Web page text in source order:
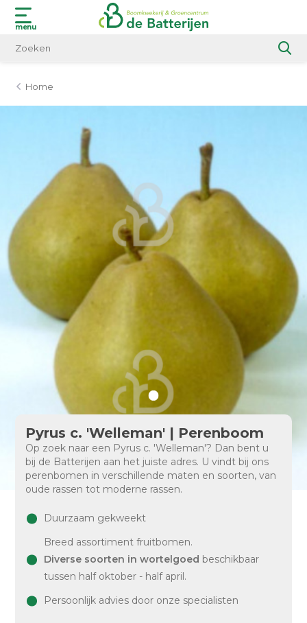
menu
Home
Pyrus c. 'Welleman' | Perenboom
Op zoek naar een Pyrus c. 'Welleman'? Dan bent u
bij de Batterijen aan het juiste adres. U vindt bij ons
perenbomen in verschillende maten en soorten, van
oude rassen tot moderne rassen.
Duurzaam gekweekt
Breed assortiment fruitbomen.
Diverse soorten in wortelgoed beschikbaar
tussen half oktober - half april.
Persoonlijk advies door onze specialisten